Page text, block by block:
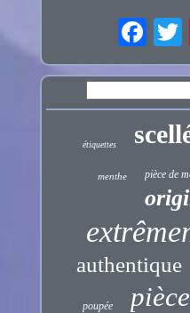
étiquettes
menthe pièce de
authentique
poupée pièce